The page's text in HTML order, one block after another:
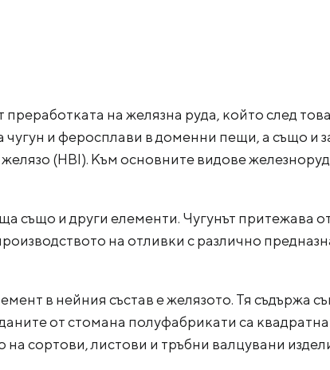
МАТЕРИАЛИ ЗА ИЗТЕГЛЯНЕ
на желязна руда, който след това
чугун и феросплави в доменни пещи, а също и
(HBI). Към основните видове
също и други елементи. Чугунът притежава
на отливки с различно
в нейния състав е желязото. Тя съдържа
от стомана полуфабрикати са
на сортови, листови и тръбни валцувани